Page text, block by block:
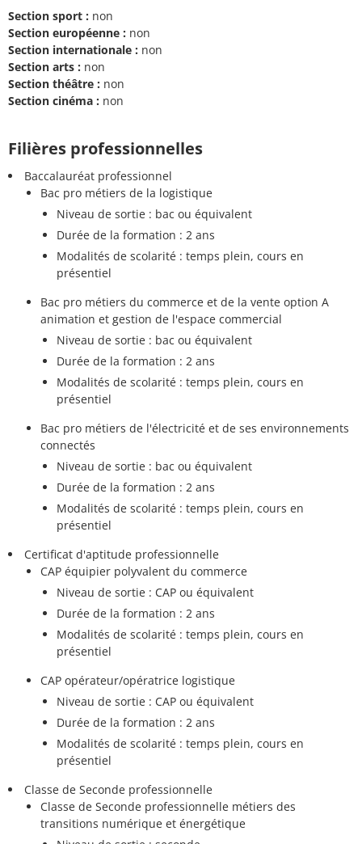
Section sport : non
Section européenne : non
Section internationale : non
Section arts : non
Section théâtre : non
Section cinéma : non
Filières professionnelles
Baccalauréat professionnel
Bac pro métiers de la logistique
Niveau de sortie : bac ou équivalent
Durée de la formation : 2 ans
Modalités de scolarité : temps plein, cours en
présentiel
Bac pro métiers du commerce et de la vente option A
animation et gestion de l'espace commercial
Niveau de sortie : bac ou équivalent
Durée de la formation : 2 ans
Modalités de scolarité : temps plein, cours en
présentiel
Bac pro métiers de l'électricité et de ses environnements
connectés
Niveau de sortie : bac ou équivalent
Durée de la formation : 2 ans
Modalités de scolarité : temps plein, cours en
présentiel
Certificat d'aptitude professionnelle
CAP équipier polyvalent du commerce
Niveau de sortie : CAP ou équivalent
Durée de la formation : 2 ans
Modalités de scolarité : temps plein, cours en
présentiel
CAP opérateur/opératrice logistique
Niveau de sortie : CAP ou équivalent
Durée de la formation : 2 ans
Modalités de scolarité : temps plein, cours en
présentiel
Classe de Seconde professionnelle
Classe de Seconde professionnelle métiers des
transitions numérique et énergétique